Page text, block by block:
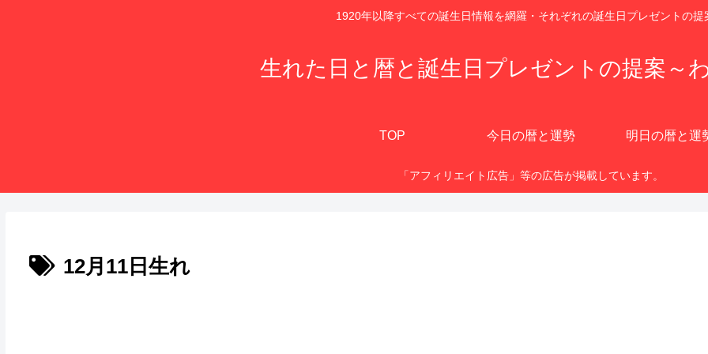
1920年以降すべての誕生日情報を網羅・それぞれの誕生日プレゼントの提
生れた日と暦と誕生日プレゼントの提案～
TOP 今日の暦と運勢 明日の暦と運
「アフィリエイト広告」等の広告が掲載しています。
12月11日生れ